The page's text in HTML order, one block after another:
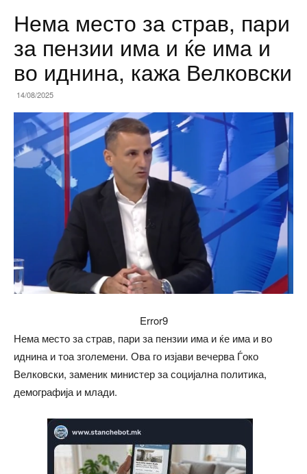
Нема место за страв, пари
за пензии има и ќе има и
во иднина, кажа Велковски
14/08/2025
Error9
Нема место за страв, пари за пензии има и ќе има и во
иднина и тоа зголемени. Ова го изјави вечерва Ѓоко
Велковски, заменик министер за социјална политика,
демографија и млади.